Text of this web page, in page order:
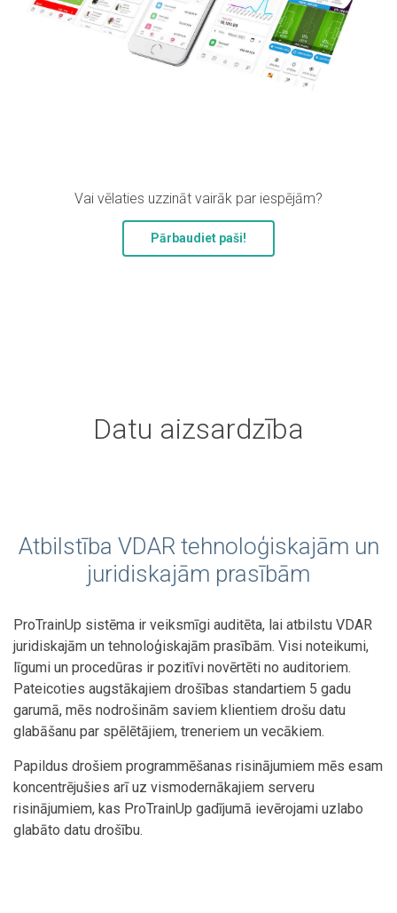
Vai vēlaties uzzināt vairāk par iespējām?
Pārbaudiet paši!
Datu aizsardzība
Atbilstība VDAR tehnoloģiskajām un
juridiskajām prasībām
ProTrainUp sistēma ir veiksmīgi auditēta, lai atbilstu VDAR
juridiskajām un tehnoloģiskajām prasībām. Visi noteikumi,
līgumi un procedūras ir pozitīvi novērtēti no auditoriem.
Pateicoties augstākajiem drošības standartiem 5 gadu
garumā, mēs nodrošinām saviem klientiem drošu datu
glabāšanu par spēlētājiem, treneriem un vecākiem.
Papildus drošiem programmēšanas risinājumiem mēs esam
koncentrējušies arī uz vismodernākajiem serveru
risinājumiem, kas ProTrainUp gadījumā ievērojami uzlabo
glabāto datu drošību.